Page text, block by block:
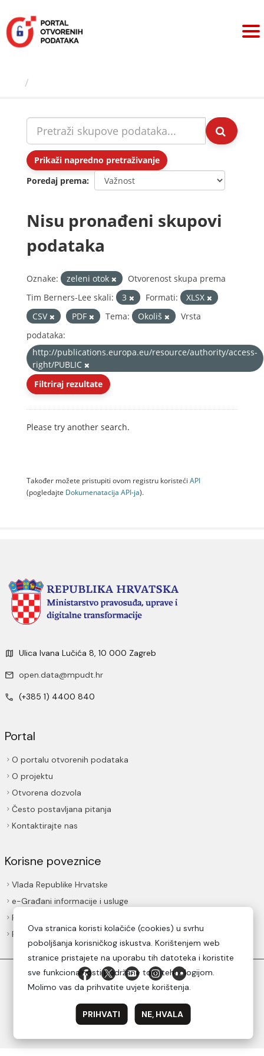
sadržaj
Prikaži napredno pretraživanje
Poredaj prema
Nisu pronađeni skupovi
podataka
Oznake: zeleni otok
Otvorenost skupa prema
Tim Berners-Lee skali:
3 Formati:
XLSX
CSV
PDF Tema: Okoliš
Vrsta
podataka:
http://publications.europa.eu/resource/authority/access-
right/PUBLIC
Filtriraj rezultate
Please try another search.
Također možete pristupiti ovom registru koristeći API
(pogledajte Dokumenаtаcijа API-jа).